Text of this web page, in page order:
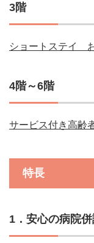
3階
ショートステイ
4階～6階
サービス付き高
特長
1．安心の病院